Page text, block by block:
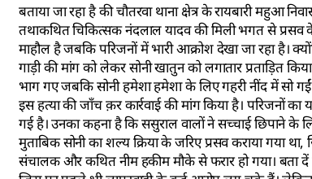
बताया जा रहा है की चौतरवा थाना क्षेत्र के रायबारी महुआ
तथाकथित चिकित्सक नंदलाल यादव की मिली भगत से प्रसव
माहौल है जबकि परिजनों में भारी आक्रोश देखा जा रहा है।
गाड़ी की मांग को लेकर सोनी खातुन को लगातार प्रताड़ित
भाग गए जबकि सोनी हमेशा हमेशा के लिए गहरी नींद में सो
इस हत्या की जाँच क़र कार्रवाई की मांग किया है।
गई है। उनका कहना है कि ससुराल वालों ने सच्चाई छिपाने
मुताबिक सोनी का शल्य क्रिया के जरिए प्रसव कराया गया
संचालक और कथित नीम हकीम मौके से फरार हो गया। बता दें